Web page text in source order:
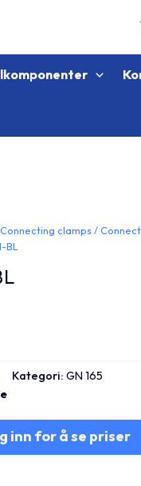
Connecting clamps/
BL
Kategori:GN 165
inn for å se priser